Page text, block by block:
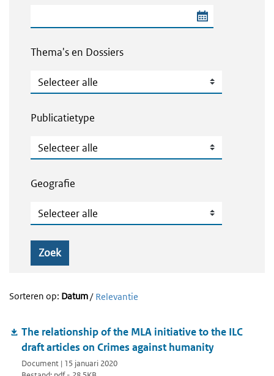
Thema's en Dossiers
Thema's en Dossiers
Publicatietype
Publicatietype
Geografie
Geografie
Zoek
Sorteren op: Datum/ Relevantie
The relationship of the MLA initiative to the ILC
draft articles on Crimes against humanity
Document | 15 januari 2020